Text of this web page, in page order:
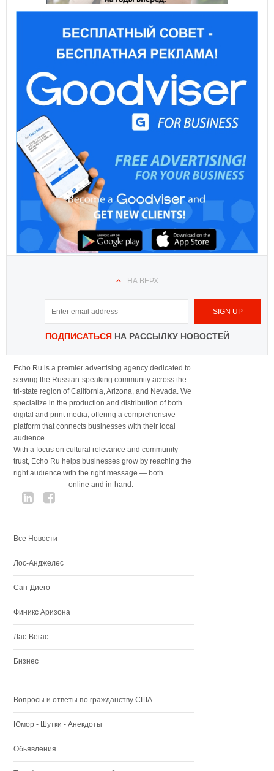
НА ВЕРХ
ПОДПИСАТЬСЯНА РАССЫЛКУ НОВОСТЕЙ
Echo Ru is a premier advertising agency dedicated to
serving the Russian-speaking community across the
tri-state region of California, Arizona, and Nevada. We
specialize in the production and distribution of both
digital and print media, offering a comprehensive
platform that connects businesses with their local
audience.
With a focus on cultural relevance and community
trust, Echo Ru helps businesses grow by reaching the
right audience with the right message — both
online and in-hand.
Все Новости
Лос-Анджелес
Сан-Диего
Финикс Аризона
Лас-Вегас
Бизнес
Вопросы и ответы по гражданству США
Юмор - Шутки - Анекдоты
Обьявления